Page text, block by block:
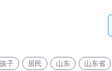
孩子 居民 山东 山东省